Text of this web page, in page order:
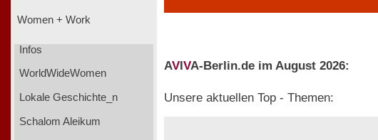
Women + Work
Infos
WorldWideWomen
Lokale Geschichte_n
Schalom Aleikum
AVIVA-Berlin.de im August 2026:
Unsere aktuellen Top - Themen: